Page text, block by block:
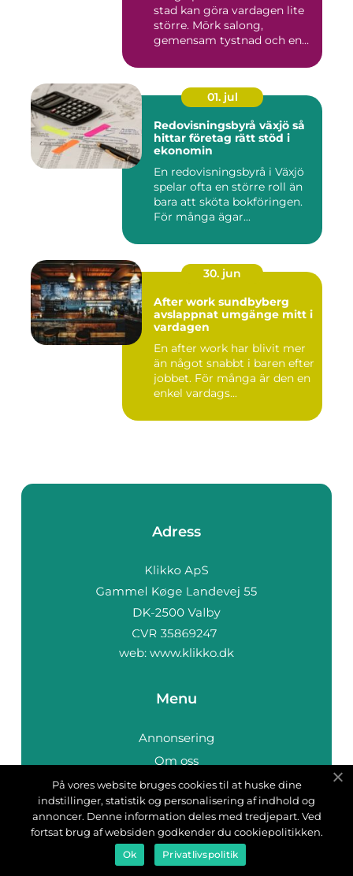
stad kan göra vardagen lite
större. Mörk salong,
gemensam tystnad och en
01. jul
Redovisningsbyrå växjö så
hittar företag rätt stöd i
ekonomin
En redovisningsbyrå i Växjö
spelar ofta en större roll än
bara att sköta bokföringen.
För många ägar...
30. jun
After work sundbyberg
avslappnat umgänge mitt i
vardagen
En after work har blivit mer
än något snabbt i baren efter
jobbet. För många är den en
enkel vardags...
Adress
web: www.klikko.dk
Menu
Annonsering
Om oss
Cookies
Kontakta oss
Sitemap
På vores website bruges cookies til at huske dine
indstillinger, statistik og personalisering af indhold og
annoncer. Denne information deles med tredjepart. Ved
fortsat brug af websiden godkender du cookiepolitikken.
Ok Privatlivspolitik